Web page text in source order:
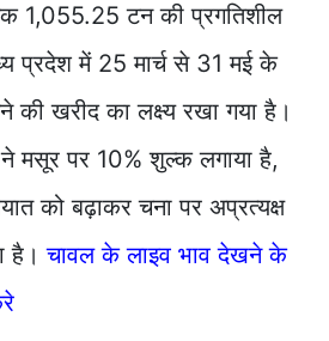
1,055.25 टन की प्रगतिशील
प्रदेश में 25 मार्च से 31 मई के
खरीद का लक्ष्य रखा गया है।
मसूर पर 10% शुल्क लगाया है,
को बढ़ाकर चना पर अप्रत्यक्ष
है।चावल के लाइव भाव देखने के